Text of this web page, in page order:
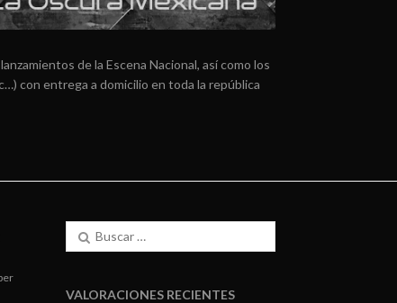
de la Escena Nacional, así como los
con entrega a domicilio en toda la república
Buscar:
VALORACIONES RECIENTES